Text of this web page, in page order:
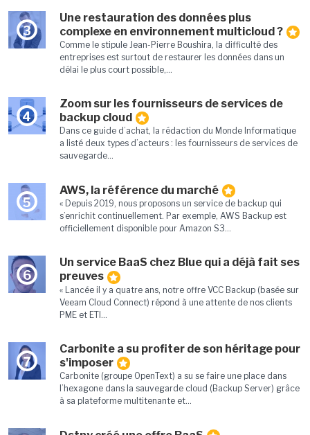
3
Une restauration des données plus
complexe en environnement multicloud ?
Comme le stipule Jean-Pierre Boushira, la difficulté des
entreprises est surtout de restaurer les données dans un
délai le plus court possible,...
4
Zoom sur les fournisseurs de services de
backup cloud
Dans ce guide d’achat, la rédaction du Monde Informatique
a listé deux types d’acteurs : les fournisseurs de services de
sauvegarde...
5
AWS, la référence du marché
« Depuis 2019, nous proposons un service de backup qui
s’enrichit continuellement. Par exemple, AWS Backup est
officiellement disponible pour Amazon S3...
6
Un service BaaS chez Blue qui a déjà fait ses
preuves
« Lancée il y a quatre ans, notre offre VCC Backup (basée sur
Veeam Cloud Connect) répond à une attente de nos clients
PME et ETI...
7
Carbonite a su profiter de son héritage pour
s'imposer
Carbonite (groupe OpenText) a su se faire une place dans
l’hexagone dans la sauvegarde cloud (Backup Server) grâce
à sa plateforme multitenante et...